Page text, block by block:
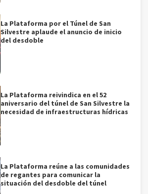
La Plataforma por el Túnel de San
Silvestre aplaude el anuncio de inicio
del desdoble
La Plataforma reivindica en el 52
aniversario del túnel de San Silvestre la
necesidad de infraestructuras hídricas
La Plataforma reúne a las comunidades
de regantes para comunicar la
situación del desdoble del túnel